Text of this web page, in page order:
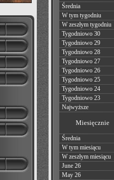
Średnia
W tym tygodniu
W zeszłym tygodniu
Tygodniowo 30
Tygodniowo 29
Tygodniowo 28
Tygodniowo 27
Tygodniowo 26
Tygodniowo 25
Tygodniowo 24
Tygodniowo 23
Najwyższe
Miesięcznie
Średnia
W tym miesiącu
W zeszłym miesiącu
June 26
May 26